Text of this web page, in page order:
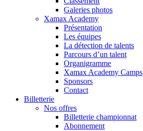
Galeries photos
Xamax Academy
Présentation
Les équipes
La détection de talents
Parcours d’un talent
Organigramme
Xamax Academy Camps
Sponsors
Contact
Billetterie
Nos offres
Billetterie championnat
Abonnement